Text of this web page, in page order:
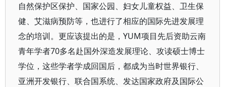
自然保护区保护、国家公园、妇女儿童权益、卫生保
健、艾滋病预防等，也进行了相应的国际先进发展理
念的培训。更应该提出的是，YUM项目先后资助云南
青年学者70多名赴国外深造发展理论、攻读硕士博士
学位，这些学者学成回国后，都成为当时世界银行、
亚洲开发银行、联合国系统、发达国家政府及国际公